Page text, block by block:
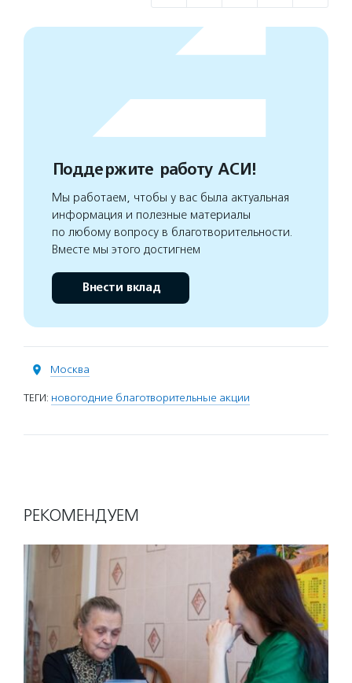
Поддержите работу АСИ!
Мы работаем, чтобы у вас была актуальная
информация и полезные материалы
по любому вопросу в благотворительности.
Вместе мы этого достигнем
Внести вклад
Москва
ТЕГИ: новогодние благотворительные акции
РЕКОМЕНДУЕМ